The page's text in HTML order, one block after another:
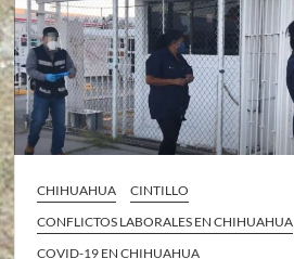
CHIHUAHUA
CINTILLO
CONFLICTOS LABORALES EN CHIHUAHUA
COVID-19 EN CHIHUAHUA